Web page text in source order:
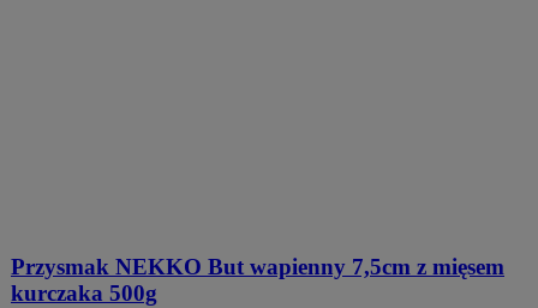
Przysmak NEKKO But wapienny 7,5cm z mięsem
kurczaka 500g